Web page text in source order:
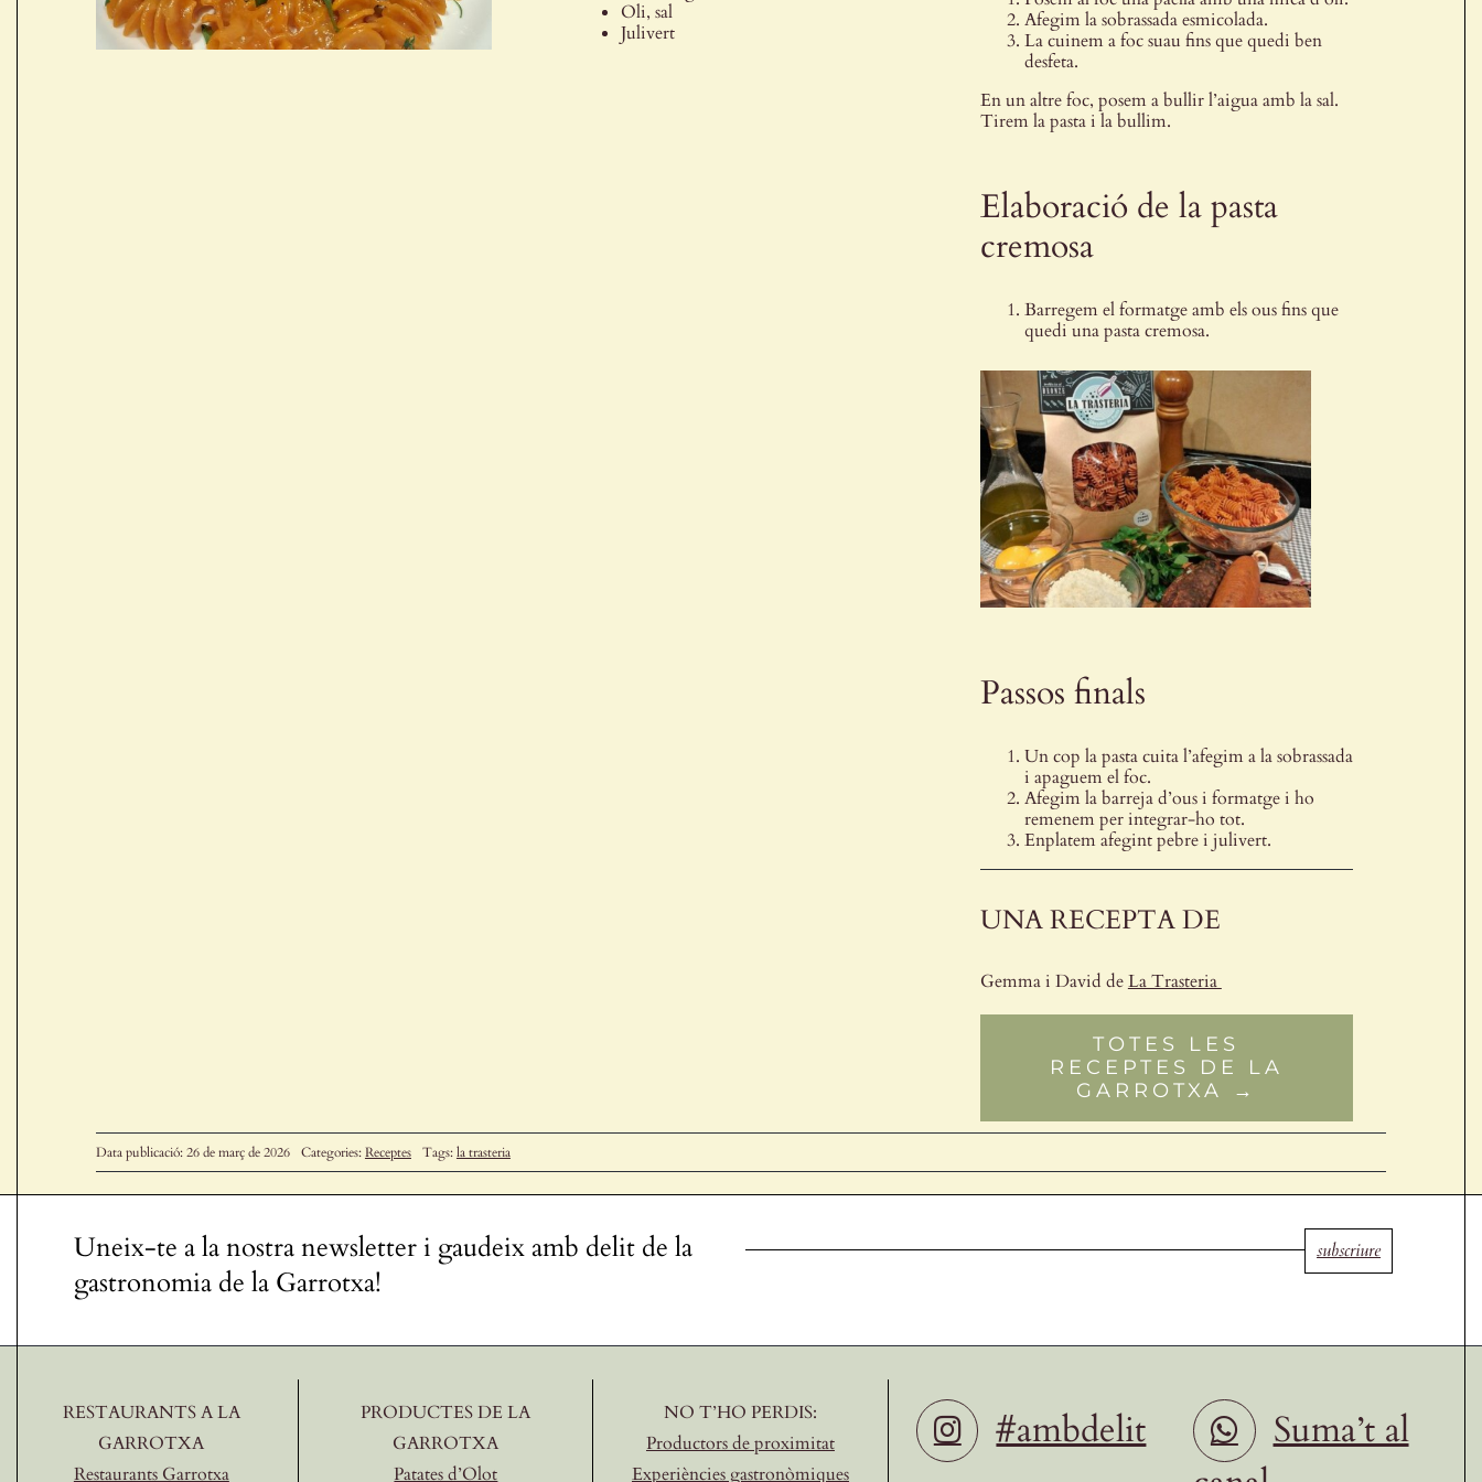
Receptes de la Garrotxa
Oli, sal
Julivert
Afegim la sobrassada esmicolada.
La cuinem a foc suau fins que quedi ben
desfeta.
En un altre foc, posem a bullir l’aigua amb la sal.
Tirem la pasta i la bullim.
Elaboració de la pasta
cremosa
Barregem el formatge amb els ous fins que
quedi una pasta cremosa.
Passos finals
Un cop la pasta cuita l’afegim a la sobrassada
i apaguem el foc.
Afegim la barreja d’ous i formatge i ho
remenem per integrar-ho tot.
Enplatem afegint pebre i julivert.
UNA RECEPTA DE
Gemma i David deLa Trasteria
TOTES LES
RECEPTES DE LA
GARROTXA →
Data publicació: 26 de març de 2026 Categories:Receptes Tags:la trasteria
Uneix-te a la nostra newsletter i gaudeix amb delit de la
gastronomia de la Garrotxa!
subscriure
RESTAURANTS A LA
GARROTXA
Restaurants Garrotxa
PRODUCTES DE LA
GARROTXA
Patates d’Olot
NO T’HO PERDIS:
Productors de proximitat
Experiències gastronòmiques
#ambdelit
Suma’t al